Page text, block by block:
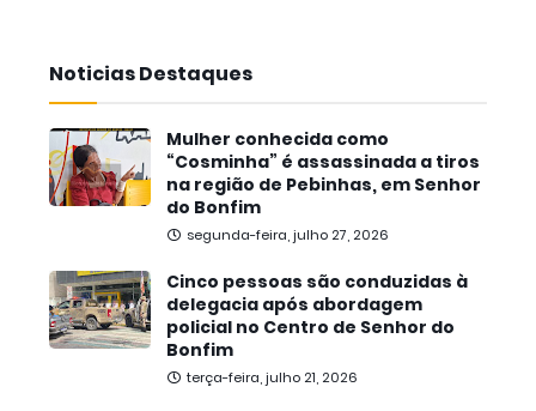
Noticias Destaques
Mulher conhecida como
“Cosminha” é assassinada a tiros
na região de Pebinhas, em Senhor
do Bonfim
segunda-feira, julho 27, 2026
Cinco pessoas são conduzidas à
delegacia após abordagem
policial no Centro de Senhor do
Bonfim
terça-feira, julho 21, 2026